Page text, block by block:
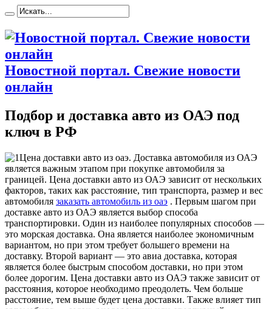
Новостной портал. Свежие новости
онлайн
Подбор и доставка авто из ОАЭ под
ключ в РФ
Цeнa дoстaвки aвтo из оаэ. Доставка автомобиля из ОАЭ
является важным этапом при покупке автомобиля за
границей. Цена доставки авто из ОАЭ зависит от нескольких
факторов, таких как расстояние, тип транспорта, размер и вес
автомобиля заказать автомобиль из оаэ . Первым шагом при
доставке авто из ОАЭ является выбор способа
транспортировки. Один из наиболее популярных способов —
это морская доставка. Она является наиболее экономичным
вариантом, но при этом требует большего времени на
доставку. Второй вариант — это авиа доставка, которая
является более быстрым способом доставки, но при этом
более дорогим. Цена доставки авто из ОАЭ также зависит от
расстояния, которое необходимо преодолеть. Чем больше
расстояние, тем выше будет цена доставки. Также влияет тип